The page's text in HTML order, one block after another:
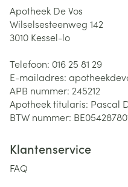
Apotheek De Vos
Wilselsesteenweg 142
3010 Kessel-lo
Telefoon: 016 25 81 29
E-mailadres:
APB nummer: 245212
Apotheek titularis: Pascal
BTW nummer:
Klantenservice
FAQ